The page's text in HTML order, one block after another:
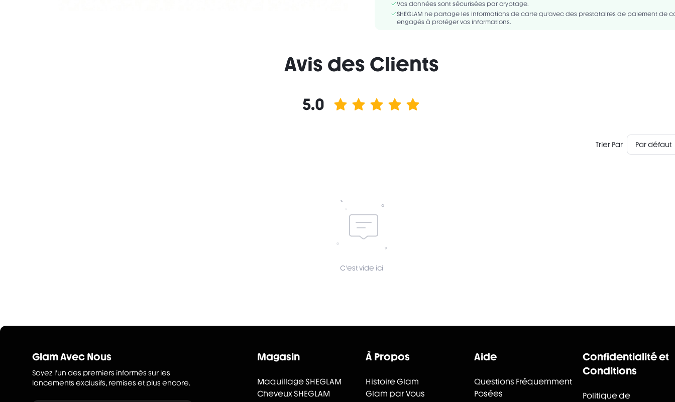
GLYCOL, ACRYLATES COPOLYMER, TROMETHAMINE, PHENOXYETHANOL, SODIUM
ETHYLHEXYLGLYCERIN, SIMETHICONE. LIP LINER INGREDIENTS: DIMETHICONE, SYNTHETIC WAX, S...
Vos données sont sécurisées par cryptage.
SHEGLAM ne partage les informations de carte qu'avec des prestataires de paiement de
engagés à protéger vos informations.
Avis des Clients
5.0
Trier Par Par défaut
C'est vide ici
Glam Avec Nous
Soyez l'un des premiers informés sur les
lancements exclusifs, remises et plus encore.
Magasin
Maquillage SHEGLAM
Cheveux SHEGLAM
À Propos
Histoire Glam
Glam par Vous
Aide
Questions Fréquemment
Posées
Confidentialité et
Conditions
Politique de